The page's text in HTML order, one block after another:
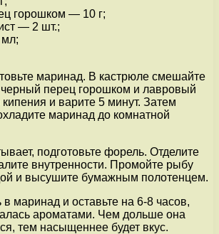
горошком — 10 г;
— 2 шт.;
маринад. В кастрюле смешайте
черный перец горошком и лавровый
и варите 5 минут. Затем
маринад до комнатной
подготовьте форель. Отделите
внутренности. Промойте рыбу
и высушите бумажным полотенцем.
маринад и оставьте на 6-8 часов,
ароматами. Чем дольше она
тем насыщеннее будет вкус.